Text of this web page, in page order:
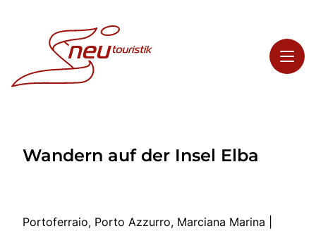
Highlights
Kontakt
Wandern auf der Insel Elba
Portoferraio, Porto Azzurro, Marciana Marina |